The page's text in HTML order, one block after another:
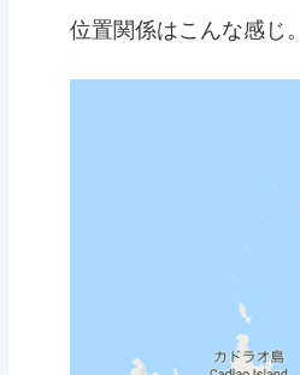
位置関係はこんな感じ